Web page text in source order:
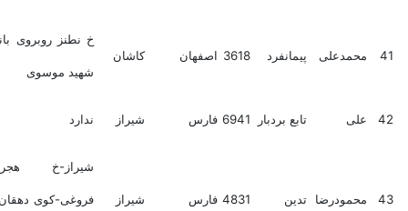
محمدعلی پیمانفرد 3618 اصفهان کاشان
خ نطنز روبروی بانک سپه
شهید موسوی
علی تابع بردبار 6941 فارس ندارد
محمودرضا تدین 4831 فارس
شیراز-خ هجرت-کوی
فروغی-کوی دهقان پیشه-